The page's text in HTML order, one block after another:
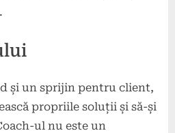
și un sprijin pentru client,
propriile soluții și să-și
ul nu este un